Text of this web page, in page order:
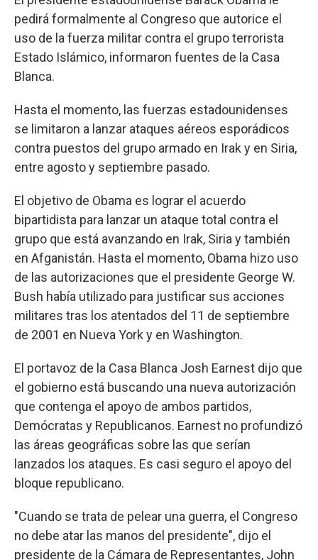
pedirá formalmente al Congreso que autorice el
uso de la fuerza militar contra el grupo terrorista
Estado Islámico, informaron fuentes de la Casa
Blanca.
Hasta el momento, las fuerzas estadounidenses
se limitaron a lanzar ataques aéreos esporádicos
contra puestos del grupo armado en Irak y en Siria,
entre agosto y septiembre pasado.
El objetivo de Obama es lograr el acuerdo
bipartidista para lanzar un ataque total contra el
grupo que está avanzando en Irak, Siria y también
en Afganistán. Hasta el momento, Obama hizo uso
de las autorizaciones que el presidente George W.
Bush había utilizado para justificar sus acciones
militares tras los atentados del 11 de septiembre
de 2001 en Nueva York y en Washington.
El portavoz de la Casa Blanca Josh Earnest dijo que
el gobierno está buscando una nueva autorización
que contenga el apoyo de ambos partidos,
Demócratas y Republicanos. Earnest no profundizó
las áreas geográficas sobre las que serían
lanzados los ataques. Es casi seguro el apoyo del
bloque republicano.
"Cuando se trata de pelear una guerra, el Congreso
no debe atar las manos del presidente", dijo el
presidente de la Cámara de Representantes, John